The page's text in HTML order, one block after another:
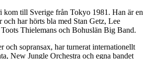
kom till Sverige från Tokyo 1981. Han är en
och har hörts bla med Stan Getz, Lee
Thielemans och Bohuslän Big Band.
och sopransax, har turnerat internationellt
New Jungle Orchestra och egna bandet